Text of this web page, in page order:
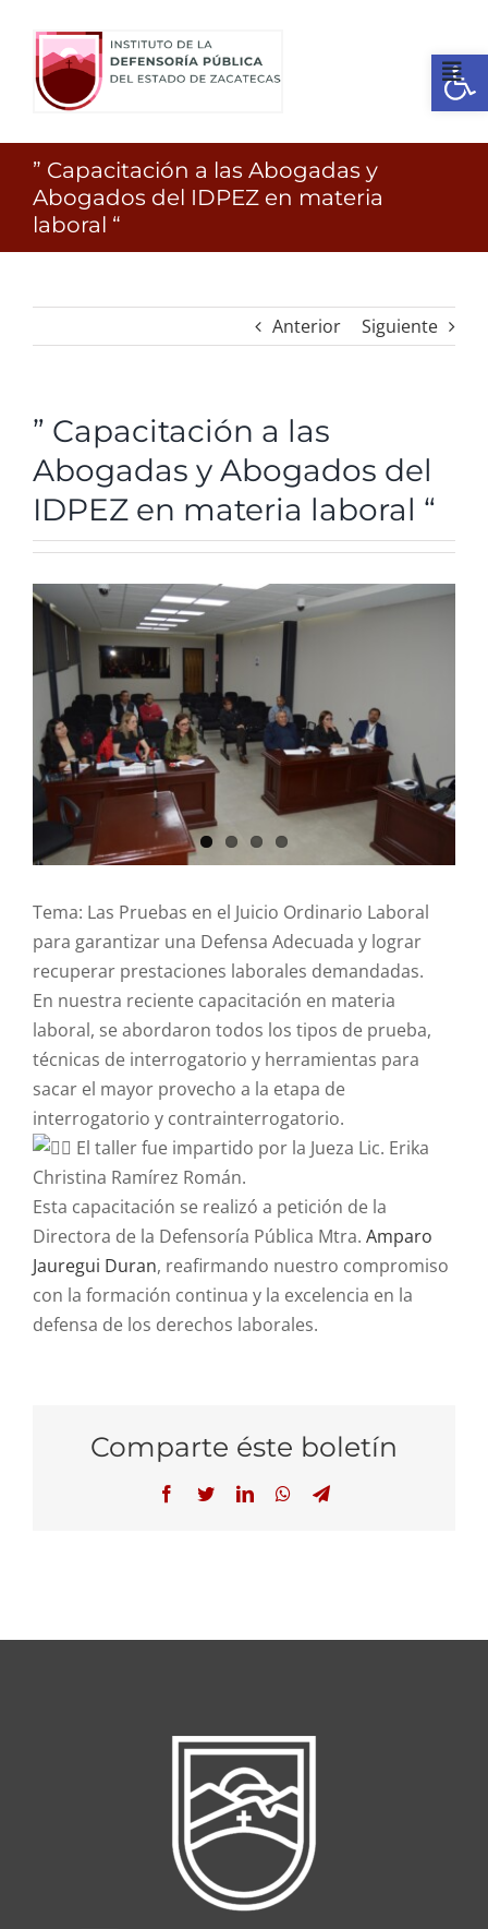
contenido
Inicio
¿Quienes somos?
Identidad
Transparencia
R. Cuentas
Comité de ética
Aviso de privacidad
SIDP
” Capacitación a las Abogadas y
Abogados del IDPEZ en materia
laboral “
Anterior Siguiente
” Capacitación a las
Abogadas y Abogados del
IDPEZ en materia laboral “
View
Larger
Image
Tema: Las Pruebas en el Juicio Ordinario Laboral
para garantizar una Defensa Adecuada y lograr
recuperar prestaciones laborales demandadas.
En nuestra reciente capacitación en materia
laboral, se abordaron todos los tipos de prueba,
técnicas de interrogatorio y herramientas para
sacar el mayor provecho a la etapa de
interrogatorio y contrainterrogatorio.
El taller fue impartido por la Jueza Lic. Erika
Christina Ramírez Román.
Esta capacitación se realizó a petición de la
Directora de la Defensoría Pública Mtra. Amparo
Jauregui Duran, reafirmando nuestro compromiso
con la formación continua y la excelencia en la
defensa de los derechos laborales.
Comparte éste boletín
Facebook
TwitterLinkedInWhatsAppTelegram